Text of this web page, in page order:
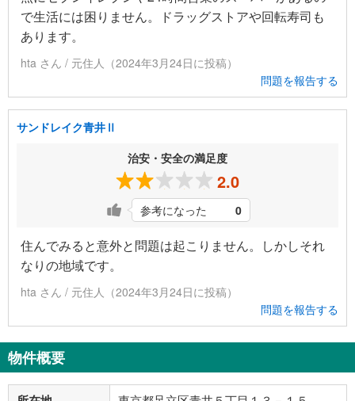
で生活には困りません。ドラッグストアや回転寿司も
あります。
hta さん / 元住人（2024年3月24日に投稿）
問題を報告する
サンドレイク青井Ⅱ
治安・安全の満足度
2.0
参考になった 0
住んでみると意外と問題は起こりません。しかしそれ
なりの地域です。
hta さん / 元住人（2024年3月24日に投稿）
問題を報告する
物件概要